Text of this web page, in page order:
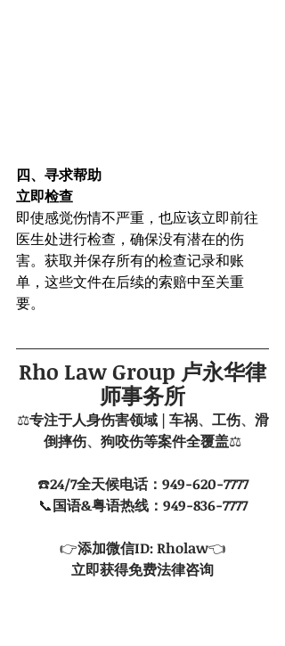
四、寻求帮助
立即检查
即使感觉伤情不严重，也应该立即前往
医生处进行检查，确保没有潜在的伤
害。获取并保存所有的检查记录和账
单，这些文件在后续的索赔中至关重
要。
Rho Law Group 卢永华律
师事务所
⚖️专注于人身伤害领域 | 车祸、 工伤、 滑
倒摔伤、 狗咬伤等案件全覆盖⚖️
☎️24/7全天候电话：949-620-7777
📞国语&粤语热线：949-836-7777
👉添加微信ID: Rholaw👈
立即获得免费法律咨询